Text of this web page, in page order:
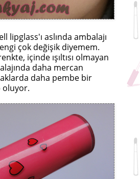
lipglass'ı aslında ambalajı
çok değişik diyemem.
içinde ışıltısı olmayan
daha mercan
daha pembe bir
oluyor.